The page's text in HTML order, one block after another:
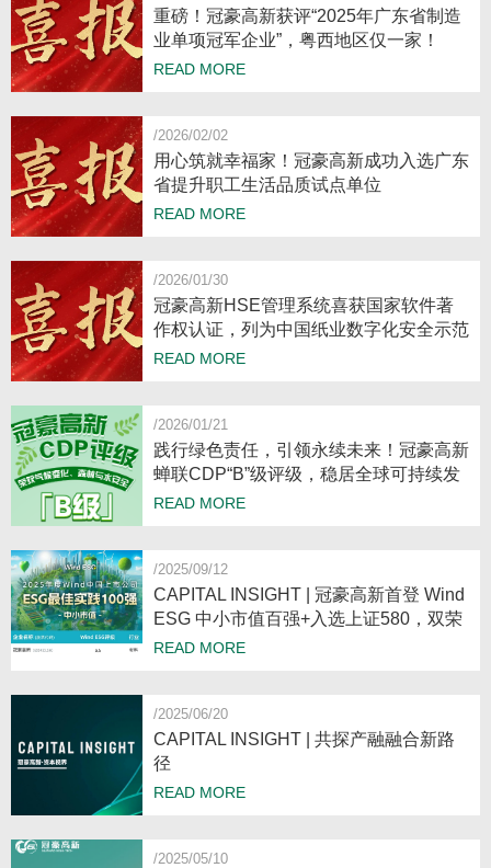
重磅！冠豪高新获评“2025年广东省制造
业单项冠军企业”，粤西地区仅一家！
READ MORE
/2026/02/02
用心筑就幸福家！冠豪高新成功入选广东
省提升职工生活品质试点单位
READ MORE
/2026/01/30
冠豪高新HSE管理系统喜获国家软件著
作权认证，列为中国纸业数字化安全示范
案例
READ MORE
/2026/01/21
践行绿色责任，引领永续未来！冠豪高新
蝉联CDP“B”级评级，稳居全球可持续发
展领先行列
READ MORE
/2025/09/12
CAPITAL INSIGHT | 冠豪高新首登 Wind
ESG 中小市值百强+入选上证580，双荣
誉印证高质量发展实力
READ MORE
/2025/06/20
CAPITAL INSIGHT | 共探产融融合新路
径
READ MORE
/2025/05/10